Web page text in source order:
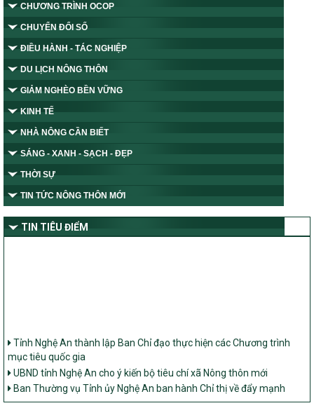
CHƯƠNG TRÌNH OCOP
CHUYỂN ĐỔI SỐ
ĐIỀU HÀNH - TÁC NGHIỆP
DU LỊCH NÔNG THÔN
GIẢM NGHÈO BỀN VỮNG
KINH TẾ
NHÀ NÔNG CẦN BIẾT
SÁNG - XANH - SẠCH - ĐẸP
THỜI SỰ
TIN TỨC NÔNG THÔN MỚI
TIN TIÊU ĐIỂM
Tỉnh Nghệ An thành lập Ban Chỉ đạo thực hiện các Chương trình
mục tiêu quốc gia
UBND tỉnh Nghệ An cho ý kiến bộ tiêu chí xã Nông thôn mới
Ban Thường vụ Tỉnh ủy Nghệ An ban hành Chỉ thị về đẩy mạnh
thực hiện Chương trình mục tiêu quốc gia xây dựng nông thôn mới,